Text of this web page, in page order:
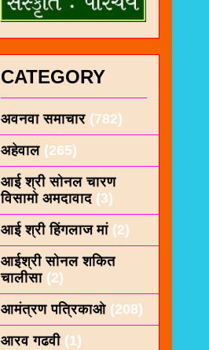
CATEGORY
अवनवा समाचार (782)
अहेवाल (265)
आई श्री सोनल चारण
विसामो अमदावाद (3)
आई श्री हिंगलाज मां (2)
आईश्री सोनल शकित
चालीसा (2)
आमंत्रण पत्रिकाओ (208)
आरव गढवी (1)